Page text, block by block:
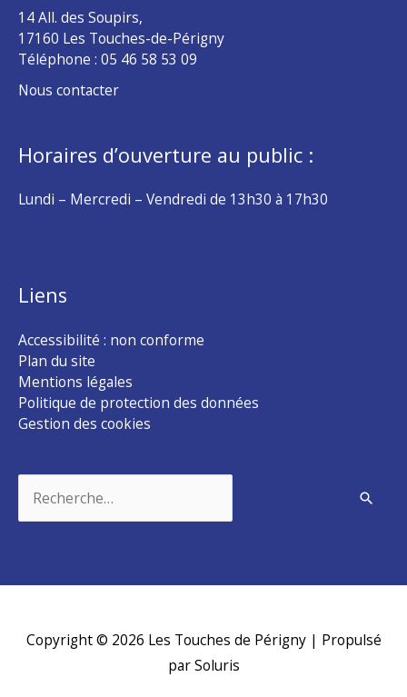
14 All. des Soupirs,
17160 Les Touches-de-Périgny
Téléphone : 05 46 58 53 09
Nous contacter
Horaires d’ouverture au public :
Lundi – Mercredi – Vendredi de 13h30 à 17h30
Liens
Accessibilité : non conforme
Plan du site
Mentions légales
Politique de protection des données
Gestion des cookies
Copyright © 2026 Les Touches de Périgny| Propulsé
par Soluris